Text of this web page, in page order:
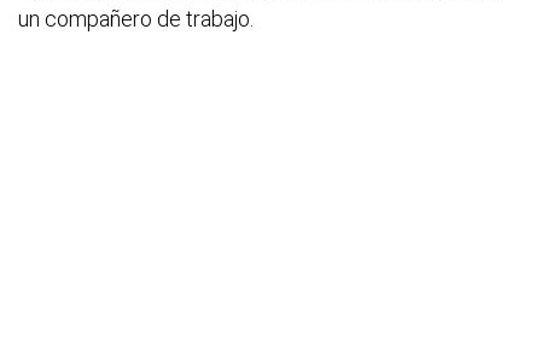
un compañero de trabajo.